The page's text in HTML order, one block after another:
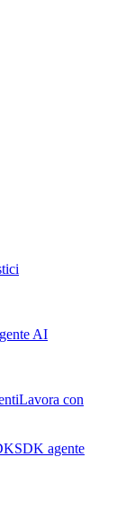
AI
Lavora con
SDK agente